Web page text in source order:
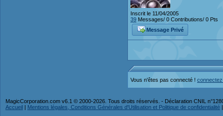
Inscrit le 11/04/2005
39 Messages/ 0 Contributions/ 0 Pts
Message Privé
Vous n'êtes pas connecté !
MagicCorporation.com v6.1 © 2000-2026. Tous droits réservés. - Déclaration CNIL
Accueil | Mentions légales, Conditions Générales d'Utilisation et Politique de confidentialité